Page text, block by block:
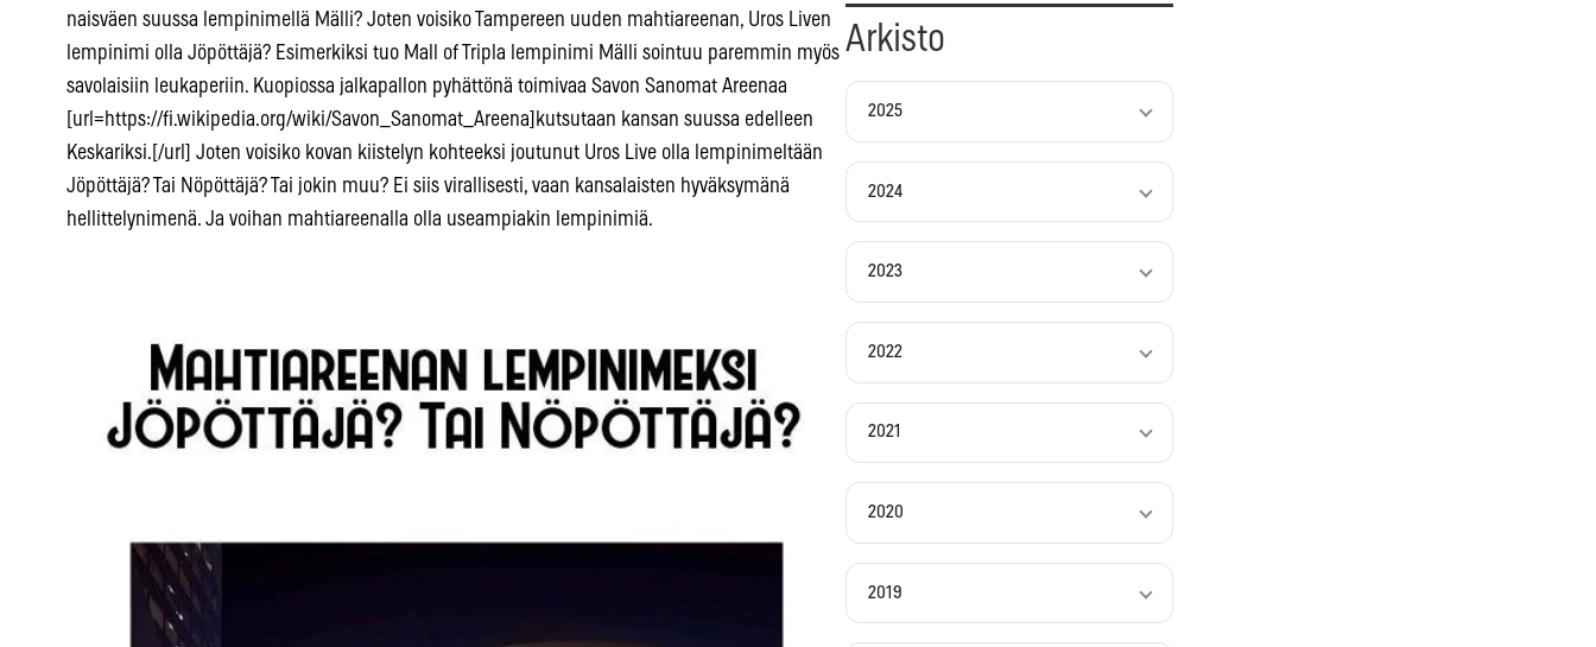
naisväen suussa lempinimellä Mälli? Joten voisiko Tampereen uuden mahtiareenan, Uros Liven
lempinimi olla Jöpöttäjä? Esimerkiksi tuo Mall of Tripla lempinimi Mälli sointuu paremmin myös
savolaisiin leukaperiin. Kuopiossa jalkapallon pyhättönä toimivaa Savon Sanomat Areenaa
[url=https://fi.wikipedia.org/wiki/Savon_Sanomat_Areena]kutsutaan kansan suussa edelleen
Keskariksi.[/url] Joten voisiko kovan kiistelyn kohteeksi joutunut Uros Live olla lempinimeltään
Jöpöttäjä? Tai Nöpöttäjä? Tai jokin muu? Ei siis virallisesti, vaan kansalaisten hyväksymänä
hellittelynimenä. Ja voihan mahtiareenalla olla useampiakin lempinimiä.
Arkisto
2025
2024
2023
2022
2021
2020
2019